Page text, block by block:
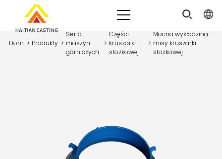
Dom > Produkty >
Seria
maszyn
górniczych
>
Części
kruszarki
stożkowej
>
Mocna wykładzina
misy kruszarki
stożkowej